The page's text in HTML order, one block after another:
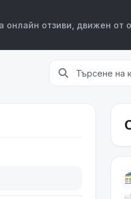
онлайн отзиви, движен от